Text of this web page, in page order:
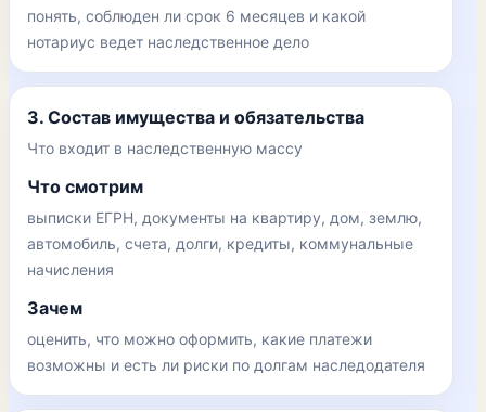
понять, соблюден ли срок 6 месяцев и какой
нотариус ведет наследственное дело
3. Состав имущества и обязательства
Что входит в наследственную массу
Что смотрим
выписки ЕГРН, документы на квартиру, дом, землю,
автомобиль, счета, долги, кредиты, коммунальные
начисления
Зачем
оценить, что можно оформить, какие платежи
возможны и есть ли риски по долгам наследодателя